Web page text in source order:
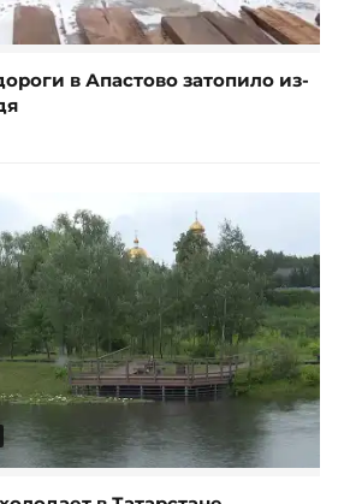
в Апастово затопило из-